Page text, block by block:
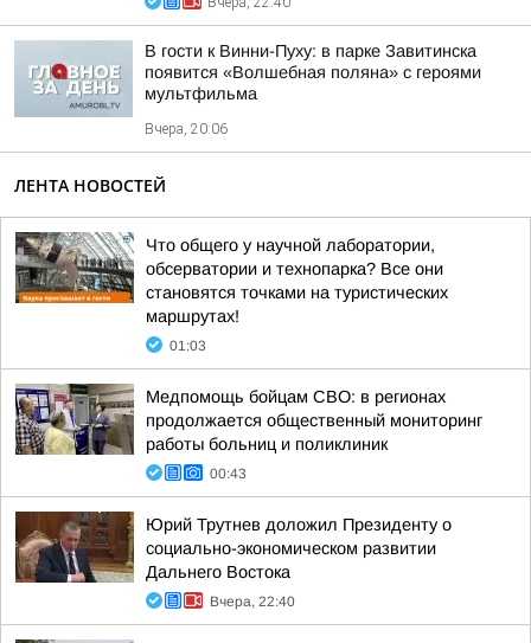
В гости к Винни-Пуху: в парке Завитинска
появится «Волшебная поляна» с героями
мультфильма
Вчера, 20:06
ЛЕНТА НОВОСТЕЙ
Что общего у научной лаборатории,
обсерватории и технопарка? Все они
становятся точками на туристических
маршрутах!
01:03
Медпомощь бойцам СВО: в регионах
продолжается общественный мониторинг
работы больниц и поликлиник
00:43
Юрий Трутнев доложил Президенту о
социально-экономическом развитии
Дальнего Востока
Вчера, 22:40